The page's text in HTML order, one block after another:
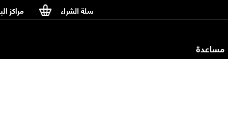
سلة الشراء مراكز
مساعدة